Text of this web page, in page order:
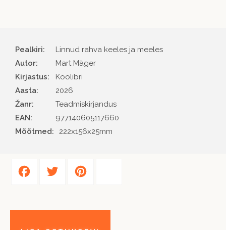
Pealkiri:
Linnud rahva keeles ja meeles
Autor
Mart Mäger
Kirjastus
Koolibri
Aasta
2026
Žanr
Teadmiskirjandus
EAN
977140605117660
Mõõtmed:
222x156x25mm